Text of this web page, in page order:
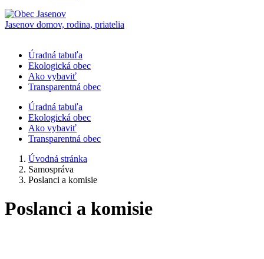
Jasenov domov, rodina, priatelia
Úradná tabuľa
Ekologická obec
Ako vybaviť
Transparentná obec
Úradná tabuľa
Ekologická obec
Ako vybaviť
Transparentná obec
Úvodná stránka
Samospráva
Poslanci a komisie
Poslanci a komisie